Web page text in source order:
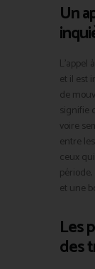
Un
L’appel
et il est
de
signifie
voire
entre
ceux
et une
Les
des